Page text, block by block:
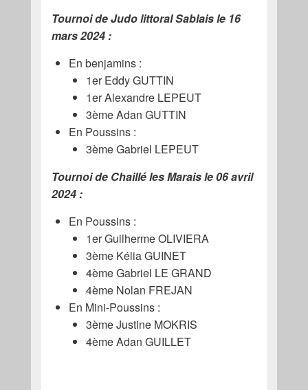
Tournoi de Judo littoral Sablais le 16
mars 2024 :
En benjamins :
1er Eddy GUTTIN
1er Alexandre LEPEUT
3ème Adan GUTTIN
En Poussins :
3ème Gabriel LEPEUT
Tournoi de Chaillé les Marais le 06 avril
2024 :
En Poussins :
1er Guilherme OLIVIERA
3ème Kélia GUINET
4ème Gabriel LE GRAND
4ème Nolan FREJAN
En Mini-Poussins :
3ème Justine MOKRIS
4ème Adan GUILLET